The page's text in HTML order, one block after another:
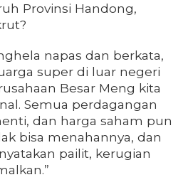
Provinsi Handong,
napas dan berkata,
super di luar negeri
Besar Meng kita
Semua perdagangan
dan harga saham pun
bisa menahannya, dan
pailit, kerugian